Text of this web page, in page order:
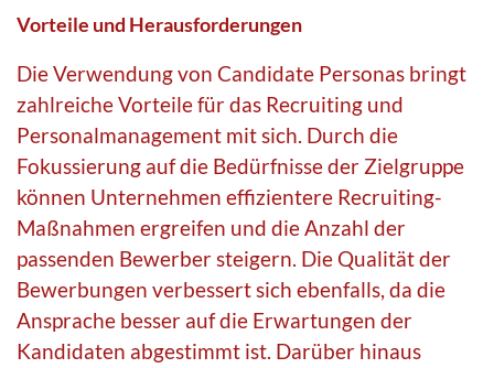
Vorteile und Herausforderungen
Die Verwendung von Candidate Personas bringt
zahlreiche Vorteile für das Recruiting und
Personalmanagement mit sich. Durch die
Fokussierung auf die Bedürfnisse der Zielgruppe
können Unternehmen effizientere Recruiting-
Maßnahmen ergreifen und die Anzahl der
passenden Bewerber steigern. Die Qualität der
Bewerbungen verbessert sich ebenfalls, da die
Ansprache besser auf die Erwartungen der
Kandidaten abgestimmt ist. Darüber hinaus